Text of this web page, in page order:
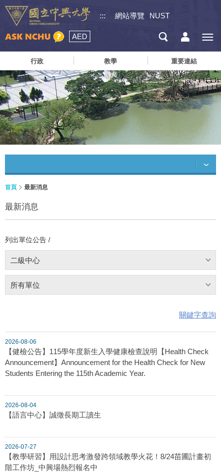
::: 網站導覽 NUST
AED
行政 教學 重要連結
首頁 最新消息
最新消息
列出單位公告 /
二級中心
所有單位
關鍵字查詢
2026-08-06
【健檢公告】115學年度新生入學健康檢查說明【Health Check
Announcement】Announcement for the Health Check for New
Students Entering the 115th Academic Year.
2026-08-04
【語言中心】誠徵長期工讀生
2026-07-27
【教學研習】用設計思考激發跨領域教學火花！8/24苗圃計畫初
階工作坊_中興場熱烈報名中